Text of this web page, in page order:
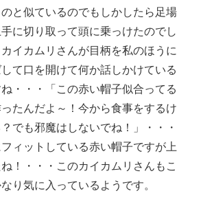
と似ているのでもしかしたら足場
に切り取って頭に乗っけたのでし
イカムリさんが目柄を私のほうに
て口を開けて何か話しかけている
・・・「この赤い帽子似合ってる
たんだよ～！今から食事をするけ
でも邪魔はしないでね！」・・・
ィットしている赤い帽子ですが上
！・・・このカイカムリさんもこ
り気に入っているようです。